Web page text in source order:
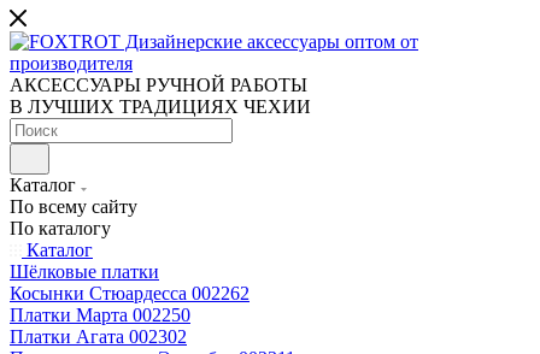
АКСЕССУАРЫ РУЧНОЙ РАБОТЫ
В ЛУЧШИХ ТРАДИЦИЯХ ЧЕХИИ
Каталог
По всему сайту
По каталогу
Каталог
Шёлковые платки
Косынки Стюардесса 002262
Платки Марта 002250
Платки Агата 002302